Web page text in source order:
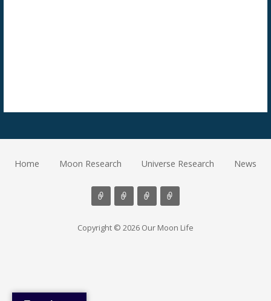
Home Moon Research Universe Research News
Copyright © 2026 Our Moon Life